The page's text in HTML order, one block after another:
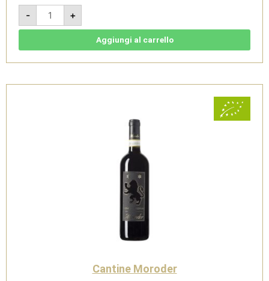
-
Notte
2021
-
Rosso
Cantine
+
Aggiungi al carrello
Cantine Moroder